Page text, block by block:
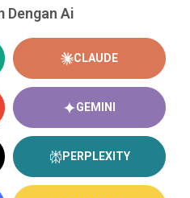
Dengan Ai
CLAUDE
GEMINI
PERPLEXITY